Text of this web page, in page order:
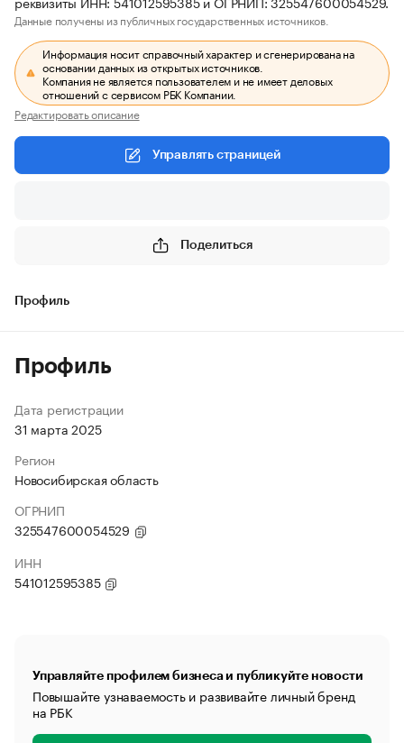
Данные получены из публичных государственных источников.
Информация носит справочный характер и сгенерирована на
основании данных из открытых источников.
Компания не является пользователем и не имеет деловых
отношений с сервисом РБК Компании.
Редактировать описание
Управлять страницей
Поделиться
Профиль
Профиль
Дата регистрации
31 марта 2025
Регион
Новосибирская область
ОГРНИП
325547600054529
ИНН
541012595385
Управляйте профилем бизнеса и публикуйте новости
Повышайте узнаваемость и развивайте личный бренд
на РБК